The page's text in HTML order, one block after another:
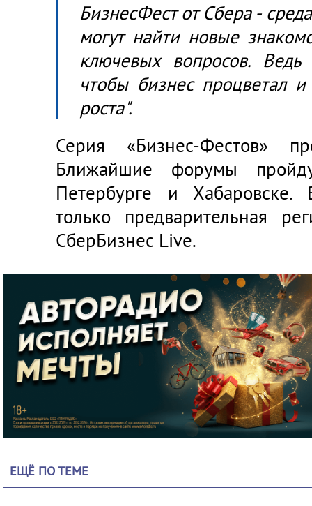
БизнесФест от Сбера -
могут найти новые
ключевых вопросов. Ведь
чтобы бизнес процветал
роста".
Серия «Бизнес-Фестов»
Ближайшие форумы
Петербурге и
только предварительная
СберБизнес Live.
ЕЩЁ ПО ТЕМЕ